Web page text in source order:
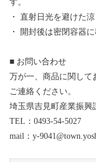
す。
・ 直射日光を避けた
・ 開封後は密閉容器
■ お問い合わせ
万が一、商品に関して
ご連絡ください。
埼玉県吉見町産業振興
TEL：0493-54-5027
mail：y-